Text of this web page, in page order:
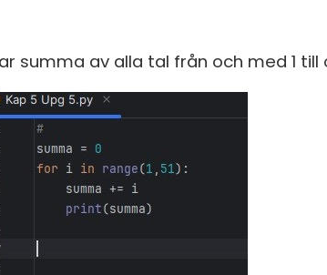
summa av alla tal från och med 1 till